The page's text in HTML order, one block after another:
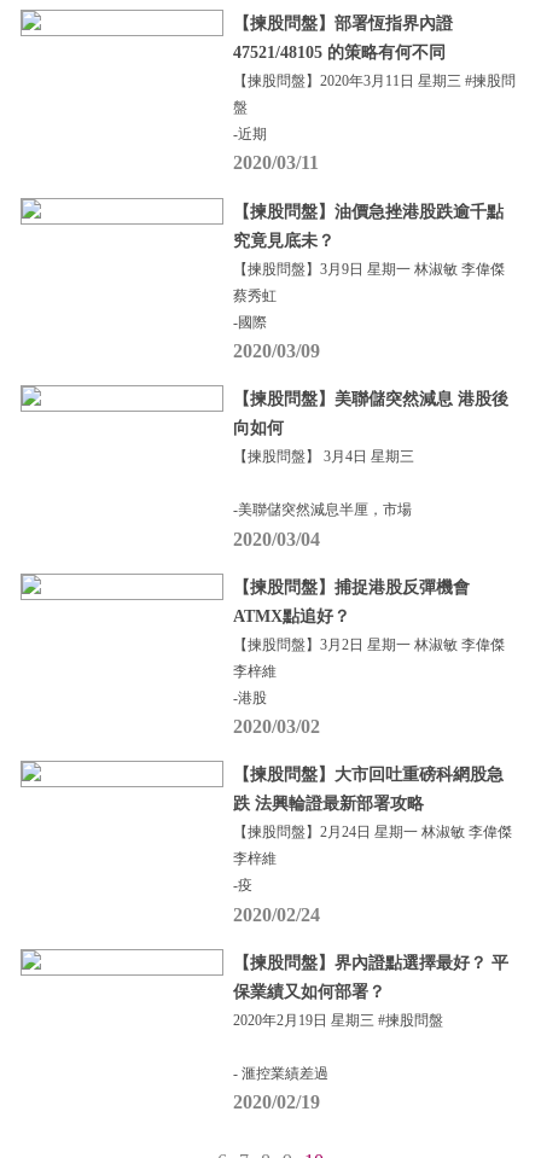
【揀股問盤】部署恆指界內證
47521/48105 的策略有何不同
【揀股問盤】2020年3月11日 星期三 #揀股問
盤
-近期
2020/03/11
【揀股問盤】油價急挫港股跌逾千點
究竟見底未？
【揀股問盤】3月9日 星期一 林淑敏 李偉傑
蔡秀虹
-國際
2020/03/09
【揀股問盤】美聯儲突然減息 港股後
向如何
【揀股問盤】 3月4日 星期三
-美聯儲突然減息半厘，市場
2020/03/04
【揀股問盤】捕捉港股反彈機會
ATMX點追好？
【揀股問盤】3月2日 星期一 林淑敏 李偉傑
李梓維
-港股
2020/03/02
【揀股問盤】大市回吐重磅科網股急
跌 法興輪證最新部署攻略
【揀股問盤】2月24日 星期一 林淑敏 李偉傑
李梓維
-疫
2020/02/24
【揀股問盤】界內證點選擇最好？ 平
保業績又如何部署？
2020年2月19日 星期三 #揀股問盤
- 滙控業績差過
2020/02/19